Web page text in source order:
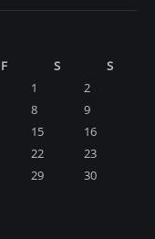
F S
S
1
2
8
9
15
16
22
23
29
30